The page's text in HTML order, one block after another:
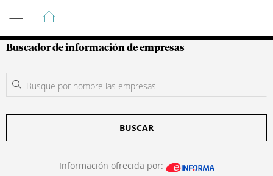
Guía de Empresas Colombianas
Buscador de información de empresas
BUSCAR
Información ofrecida por: